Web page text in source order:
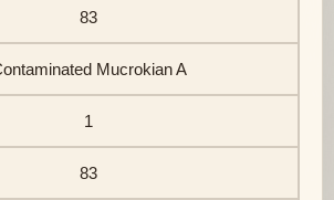
83
Mucrokian A
1
83